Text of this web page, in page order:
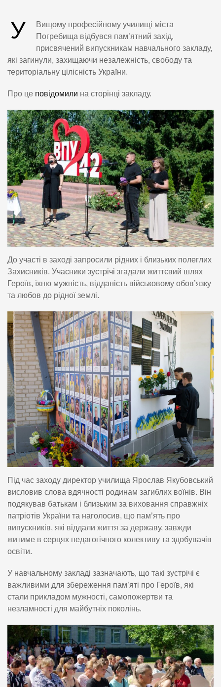
У
Вищому професійному училищі міста
Погребища відбувся пам’ятний захід,
присвячений випускникам навчального закладу,
які загинули, захищаючи незалежність, свободу та
територіальну цілісність України.
Про це повідомили на сторінці закладу.
До участі в заході запросили рідних і близьких полеглих
Захисників. Учасники зустрічі згадали життєвий шлях
Героїв, їхню мужність, відданість військовому обов’язку
та любов до рідної землі.
Під час заходу директор училища Ярослав Якубовський
висловив слова вдячності родинам загиблих воїнів. Він
подякував батькам і близьким за виховання справжніх
патріотів України та наголосив, що пам’ять про
випускників, які віддали життя за державу, завжди
житиме в серцях педагогічного колективу та здобувачів
освіти.
У навчальному закладі зазначають, що такі зустрічі є
важливими для збереження пам’яті про Героїв, які
стали прикладом мужності, самопожертви та
незламності для майбутніх поколінь.